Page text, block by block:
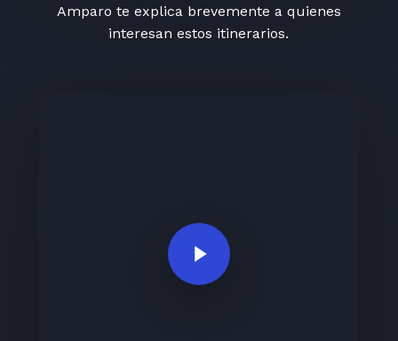
Amparo te explica brevemente a quienes
interesan estos itinerarios.
Play Video